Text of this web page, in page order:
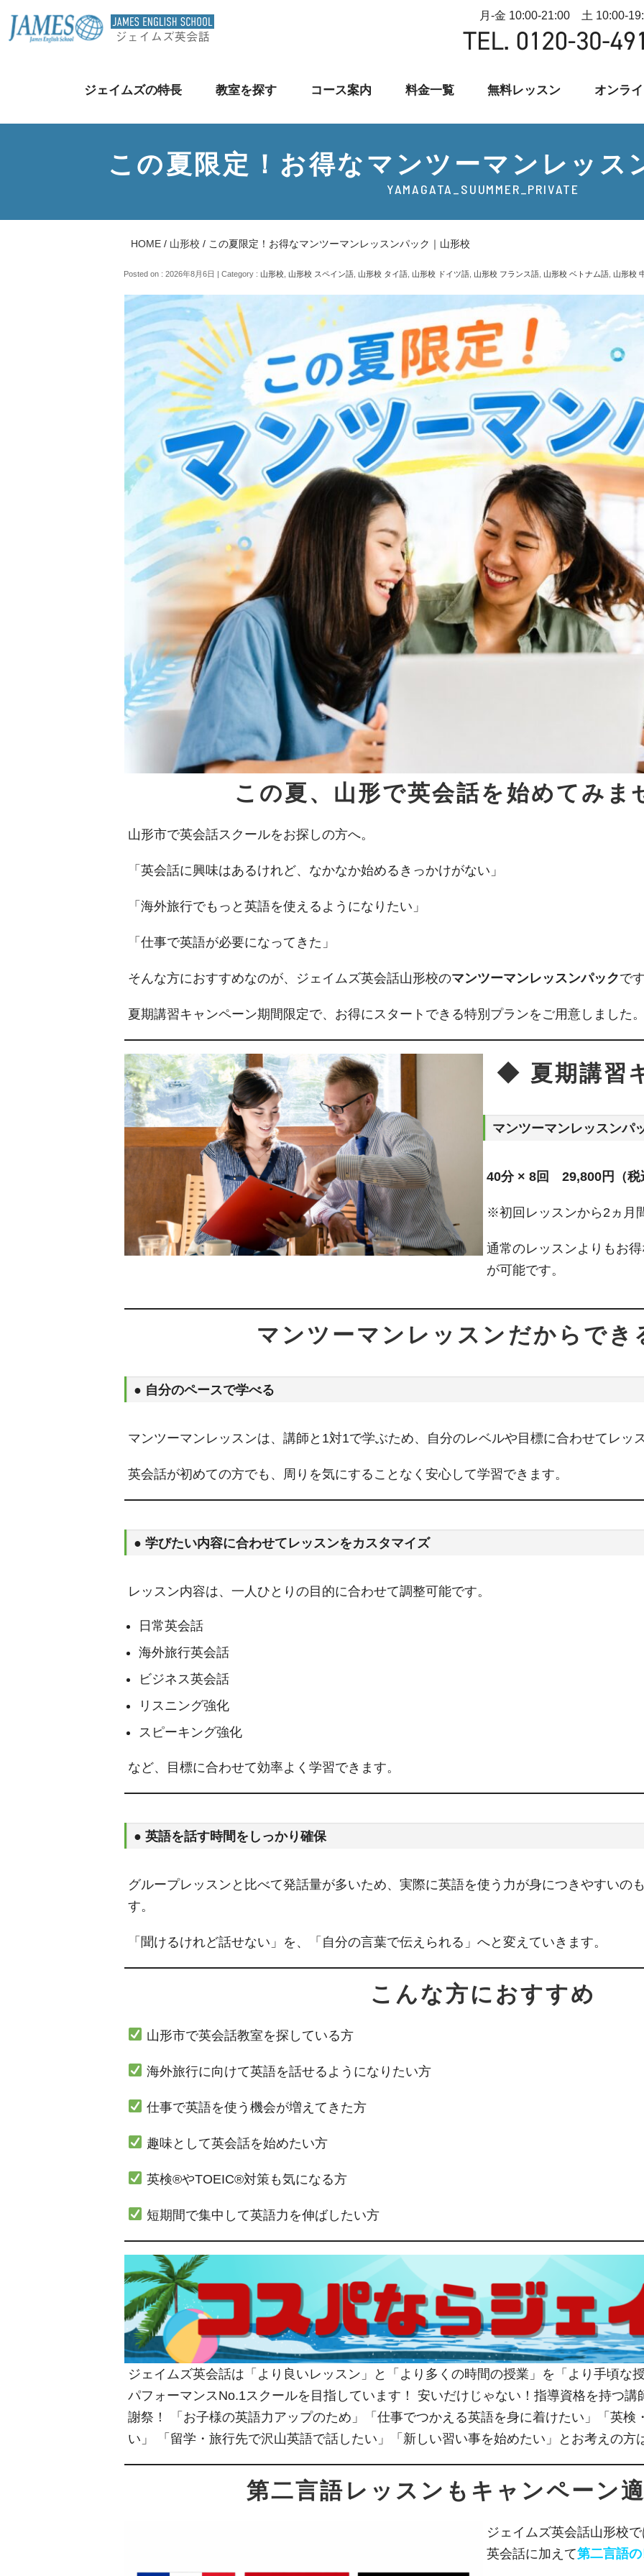
月-金 10:00-21:00 土 10:00-
ジェイムズの特長 教室を探す コース案内 料金一覧 無料レッスン オンラ
この夏限定！お得なマンツーマンレッス
YAMAGATA_SUUMMER_PRIVATE
HOME / 山形校 / この夏限定！お得なマンツーマンレッスンパック｜山形校
Posted on : 2026年8月6日 | Category : 山形校 山形校 スペイン語 山形校 タイ語 山形校 ドイツ語 山形校 フランス語 山形校 ベトナム語 山形校
この夏、山形で英会話を始めてみま
山形市で英会話スクールをお探しの方へ。
「英会話に興味はあるけれど、なかなか始めるきっかけがない」
「海外旅行でもっと英語を使えるようになりたい」
「仕事で英語が必要になってきた」
そんな方におすすめなのが、ジェイムズ英会話山形校のマンツーマンレッスンパックで
夏期講習キャンペーン期間限定で、お得にスタートできる特別プランをご用意しました
◆ 夏期講習
マンツーマンレッスンパ
40分 × 8回 29,800円（税
※初回レッスンから2ヵ月
通常のレッスンよりもお
が可能です。
マンツーマンレッスンだからでき
● 自分のペースで学べる
マンツーマンレッスンは、講師と1対1で学ぶため、自分のレベルや目標に合わせてレッ
英会話が初めての方でも、周りを気にすることなく安心して学習できます。
● 学びたい内容に合わせてレッスンをカスタマイズ
レッスン内容は、一人ひとりの目的に合わせて調整可能です。
日常英会話
海外旅行英会話
ビジネス英会話
リスニング強化
スピーキング強化
など、目標に合わせて効率よく学習できます。
● 英語を話す時間をしっかり確保
グループレッスンと比べて発話量が多いため、実際に英語を使う力が身につきやすいの
す。
「聞けるけれど話せない」を、「自分の言葉で伝えられる」へと変えていきます。
こんな方におすすめ
山形市で英会話教室を探している方
海外旅行に向けて英語を話せるようになりたい方
仕事で英語を使う機会が増えてきた方
趣味として英会話を始めたい方
英検®やTOEIC®対策も気になる方
短期間で集中して英語力を伸ばしたい方
ジェイムズ英会話は「より良いレッスン」と「より多くの時間の授業」を「より手頃な
パフォーマンスNo.1スクールを目指しています！ 安いだけじゃない！指導資格を持つ
謝祭！ 「お子様の英語力アップのため」「仕事でつかえる英語を身に着けたい」「英検
い」 「留学・旅行先で沢山英語で話したい」「新しい習い事を始めたい」とお考えの方
第二言語レッスンもキャンペーン
ジェイムズ英会話山形校
英会話に加えて第二言語